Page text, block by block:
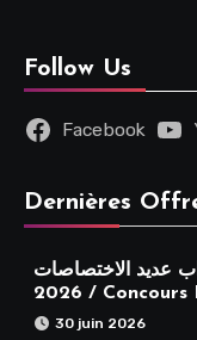
Follow Us
Facebook
Dernières
عديد الاختصاصات
2026 /
30 juin 2026